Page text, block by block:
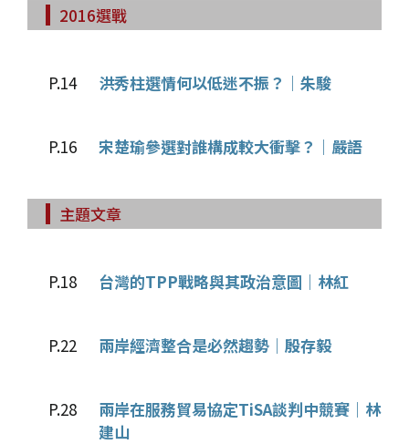
2016選戰
P.14 洪秀柱選情何以低迷不振？｜朱駿
P.16 宋楚瑜參選對誰構成較大衝擊？｜嚴語
主題文章
P.18 台灣的TPP戰略與其政治意圖｜林紅
P.22 兩岸經濟整合是必然趨勢｜殷存毅
P.28
兩岸在服務貿易協定TiSA談判中競賽｜林
建山